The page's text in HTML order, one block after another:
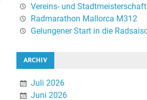
Vereins- und Stadtmeisterschaft
Radmarathon Mallorca M312
Gelungener Start in die
ARCHIV
Juli 2026
Juni 2026